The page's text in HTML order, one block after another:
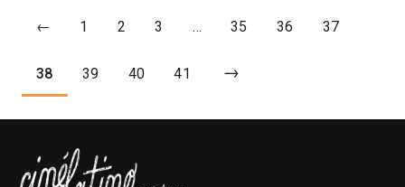
← 1 2 3 … 35 36 37
38 39 40 41 →